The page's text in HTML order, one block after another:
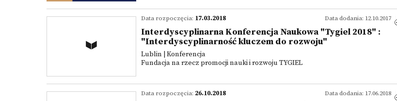
Data dodania: 12.10.2017
Data rozpoczęcia: 17.03.2018
Interdyscyplinarna Konferencja Naukowa "Tygiel 2018" :
"Interdyscyplinarność kluczem do rozwoju"
Lublin | Konferencja
Fundacja na rzecz promocji nauki i rozwoju TYGIEL
Data dodania: 17.06.2018
Data rozpoczęcia: 26.10.2018